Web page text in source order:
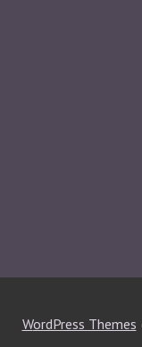
WordPress Themes